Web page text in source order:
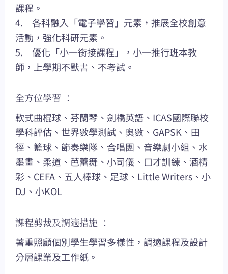
課程。
4. 各科融入「電子學習」元素，推展全校創意
活動，強化科研元素。
5. 優化「小一銜接課程」，小一推行班本教
師，上學期不默書、不考試。
全方位學習 ：
軟式曲棍球、芬蘭琴、劍橋英語、ICAS國際聯校
學科評估、世界數學測試、奧數、GAPSK、田
徑、籃球、節奏樂隊、合唱團、音樂劇小組、水
墨畫、柔道、芭蕾舞、小司儀、口才訓練、酒精
彩、CEFA、五人棒球、足球、Little Writers、小
DJ、小KOL
課程剪裁及調適措施 ：
著重照顧個別學生學習多樣性，調適課程及設計
分層課業及工作紙。